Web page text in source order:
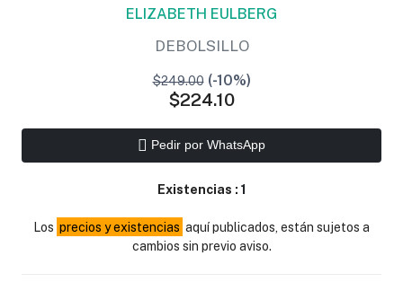
ELIZABETH EULBERG
DEBOLSILLO
$249.00 (-10%)
$224.10
Pedir por WhatsApp
Existencias : 1
Los precios y existencias aquí publicados, están sujetos a
cambios sin previo aviso.